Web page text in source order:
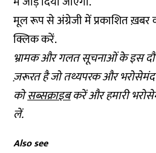
मूल रूप से अंग्रेजी में प्रकाशित
क्लिककरें.
भ्रामक और गलत सूचनाओं के इस
ज़रूरत है जो तथ्यपरक और भरोसेमंद
कोसब्सक्राइबकरें और हमारी
लें.
Also see